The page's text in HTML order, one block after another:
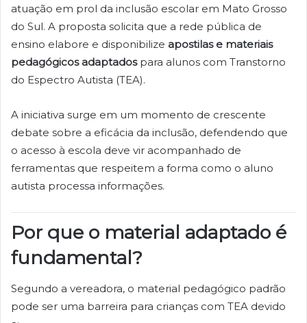
atuação em prol da inclusão escolar em Mato Grosso
do Sul. A proposta solicita que a rede pública de
ensino elabore e disponibilize apostilas e materiais
pedagógicos adaptadospara alunos com Transtorno
do Espectro Autista (TEA).
A iniciativa surge em um momento de crescente
debate sobre a eficácia da inclusão, defendendo que
o acesso à escola deve vir acompanhado de
ferramentas que respeitem a forma como o aluno
autista processa informações.
Por que o material adaptado é
fundamental?
Segundo a vereadora, o material pedagógico padrão
pode ser uma barreira para crianças com TEA devido